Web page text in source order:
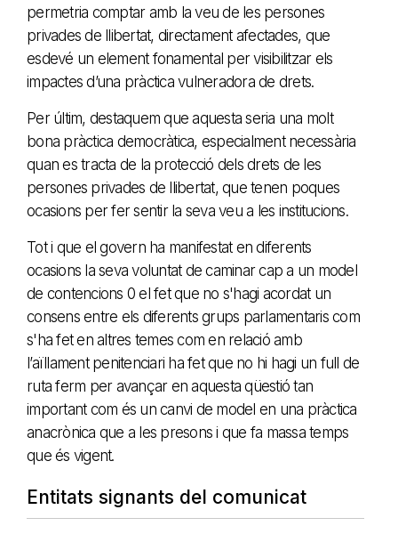
permetria comptar amb la veu de les persones
privades de llibertat, directament afectades, que
esdevé un element fonamental per visibilitzar els
impactes d’una pràctica vulneradora de drets.
Per últim, destaquem que aquesta seria una molt
bona pràctica democràtica, especialment necessària
quan es tracta de la protecció dels drets de les
persones privades de llibertat, que tenen poques
ocasions per fer sentir la seva veu a les institucions.
Tot i que el govern ha manifestat en diferents
ocasions la seva voluntat de caminar cap a un model
de contencions 0 el fet que no s'hagi acordat un
consens entre els diferents grups parlamentaris com
s'ha fet en altres temes com en relació amb
l’aïllament penitenciari ha fet que no hi hagi un full de
ruta ferm per avançar en aquesta qüestió tan
important com és un canvi de model en una pràctica
anacrònica que a les presons i que fa massa temps
que és vigent.
Entitats signants del comunicat